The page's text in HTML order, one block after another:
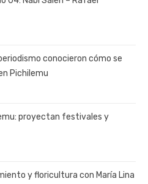
conocieron cómo se
Pichilemu
proyectan festivales y
y floricultura con María Lina